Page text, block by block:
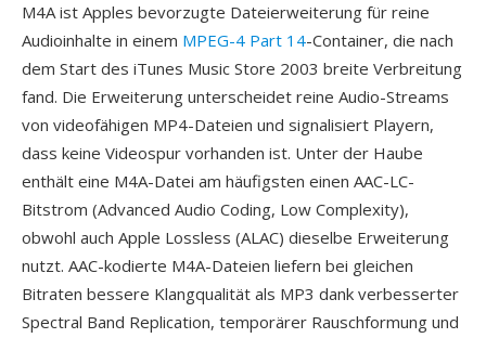
M4A ist Apples bevorzugte Dateierweiterung für reine
Audioinhalte in einem MPEG-4 Part 14-Container, die nach
dem Start des iTunes Music Store 2003 breite Verbreitung
fand. Die Erweiterung unterscheidet reine Audio-Streams
von videofähigen MP4-Dateien und signalisiert Playern,
dass keine Videospur vorhanden ist. Unter der Haube
enthält eine M4A-Datei am häufigsten einen AAC-LC-
Bitstrom (Advanced Audio Coding, Low Complexity),
obwohl auch Apple Lossless (ALAC) dieselbe Erweiterung
nutzt. AAC-kodierte M4A-Dateien liefern bei gleichen
Bitraten bessere Klangqualität als MP3 dank verbesserter
Spectral Band Replication, temporärer Rauschformung und